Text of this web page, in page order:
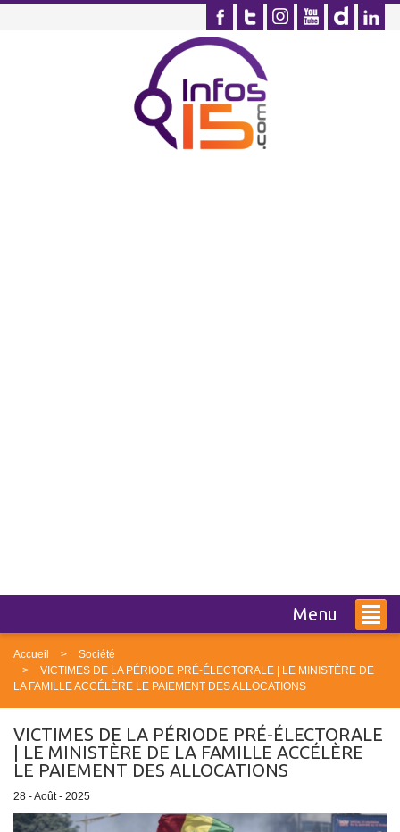
Menu
Accueil
Société
VICTIMES DE LA PÉRIODE PRÉ-ÉLECTORALE | LE MINISTÈRE DE
LA FAMILLE ACCÉLÈRE LE PAIEMENT DES ALLOCATIONS
VICTIMES DE LA PÉRIODE PRÉ-ÉLECTORALE
| LE MINISTÈRE DE LA FAMILLE ACCÉLÈRE
LE PAIEMENT DES ALLOCATIONS
28 - Août - 2025